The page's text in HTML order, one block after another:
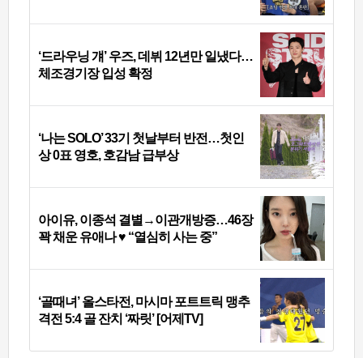
‘드라우닝 걔’ 우즈, 데뷔 12년만 일냈다…
체조경기장 입성 확정
‘나는 SOLO’ 33기 첫날부터 반전…첫인
상 0표 영호, 호감남 급부상
아이유, 이종석 결별→이관개방증…46장
꽉 채운 유애나 ♥ “열심히 사는 중”
‘골때녀’ 올스타전, 마시마 포트트릭 맹추
격전 5:4 골 잔치 ‘짜릿’ [어제TV]